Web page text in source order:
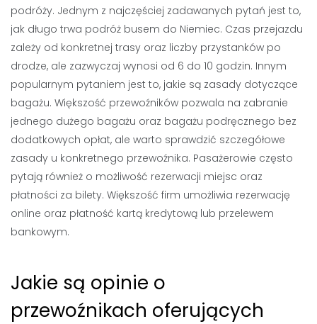
podróży. Jednym z najczęściej zadawanych pytań jest to,
jak długo trwa podróż busem do Niemiec. Czas przejazdu
zależy od konkretnej trasy oraz liczby przystanków po
drodze, ale zazwyczaj wynosi od 6 do 10 godzin. Innym
popularnym pytaniem jest to, jakie są zasady dotyczące
bagażu. Większość przewoźników pozwala na zabranie
jednego dużego bagażu oraz bagażu podręcznego bez
dodatkowych opłat, ale warto sprawdzić szczegółowe
zasady u konkretnego przewoźnika. Pasażerowie często
pytają również o możliwość rezerwacji miejsc oraz
płatności za bilety. Większość firm umożliwia rezerwację
online oraz płatność kartą kredytową lub przelewem
bankowym.
Jakie są opinie o
przewoźnikach oferujących